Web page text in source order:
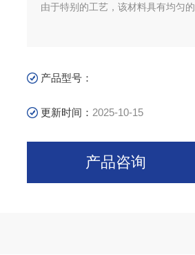
由于特别的工艺，该材料具有均匀
产品型号：
更新时间： 2025-10-15
产品咨询